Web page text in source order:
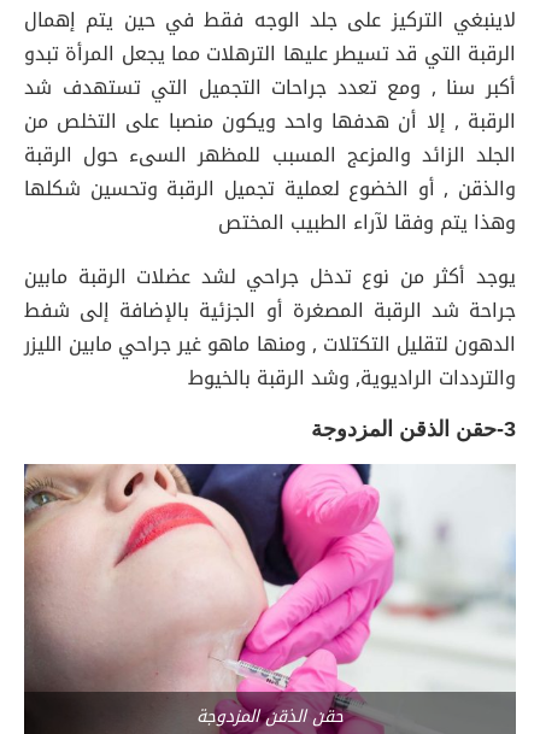
لاينبغي التركيز على جلد الوجه فقط في حين يتم إهمال
الرقبة التي قد تسيطر عليها الترهلات مما يجعل المرأة تبدو
أكبر سنا , ومع تعدد جراحات التجميل التي تستهدف شد
الرقبة , إلا أن هدفها واحد ويكون منصبا على التخلص من
الجلد الزائد والمزعج المسبب للمظهر السىء حول الرقبة
والذقن , أو الخضوع لعملية تجميل الرقبة وتحسين شكلها
وهذا يتم وفقا لآراء الطبيب المختص
يوجد أكثر من نوع تدخل جراحي لشد عضلات الرقبة مابين
جراحة شد الرقبة المصغرة أو الجزئية بالإضافة إلى شفط
الدهون لتقليل التكتلات , ومنها ماهو غير جراحي مابين الليزر
والترددات الراديوية, وشد الرقبة بالخيوط
3-حقن الذقن المزدوجة
حقن الذقن المزدوجة